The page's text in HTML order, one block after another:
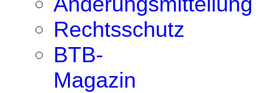
Rechtsschutz
BTB-
Magazin